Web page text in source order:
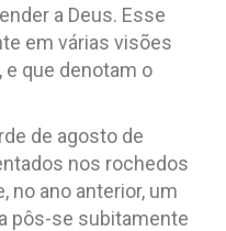
a Deus. Esse
em várias visões
que denotam o
de agosto de
nos rochedos
no ano anterior, um
pôs-se subitamente